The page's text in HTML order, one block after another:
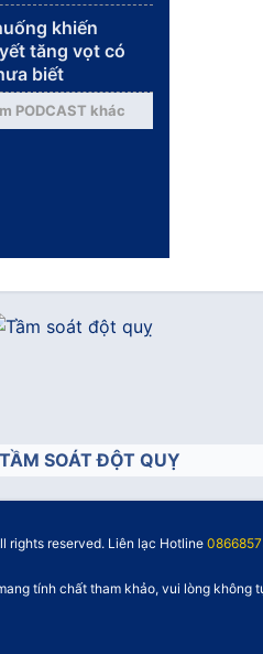
khiến
tăng vọt có
biết
PODCAST khác
TẦM SOÁT ĐỘT QUỴ
rights reserved. Liên lạc Hotline
tính chất tham khảo, vui lòng không